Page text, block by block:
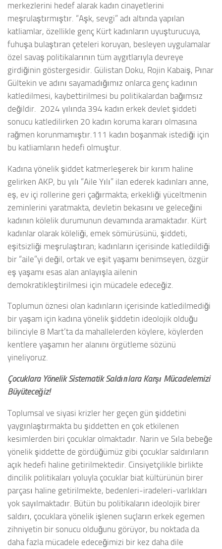
merkezlerini hedef alarak kadın cinayetlerini
meşrulaştırmıştır. “Aşk, sevgi” adı altında yapılan
katliamlar, özellikle genç Kürt kadınların uyuşturucuya,
fuhuşa bulaştıran çeteleri koruyan, besleyen uygulamalar
özel savaş politikalarının tüm aygıtlarıyla devreye
girdiğinin göstergesidir. Gülistan Doku, Rojin Kabaiş, Pınar
Gültekin ve adını sayamadığımız onlarca genç kadının
katledilmesi, kaybettirilmesi bu politikalardan bağımsız
değildir. 2024 yılında 394 kadın erkek devlet şiddeti
sonucu katledilirken 20 kadın koruma kararı olmasına
rağmen korunmamıştır.111 kadın boşanmak istediği için
bu katliamların hedefi olmuştur.
Kadına yönelik şiddet katmerleşerek bir kırım haline
gelirken AKP, bu yılı “Aile Yılı” ilan ederek kadınları anne,
eş, ev içi rollerine geri çağırmakta; erkekliği yüceltmenin
zeminlerini yaratmakta, devletin bekasını ve geleceğini
kadının kölelik durumunun devamında aramaktadır. Kürt
kadınlar olarak köleliği, emek sömürüsünü, şiddeti,
eşitsizliği meşrulaştıran; kadınların içerisinde katledildiği
bir “aile”yi değil, ortak ve eşit yaşamı benimseyen, özgür
eş yaşamı esas alan anlayışla ailenin
demokratikleştirilmesi için mücadele edeceğiz.
Toplumun öznesi olan kadınların içerisinde katledilmediği
bir yaşam için kadına yönelik şiddetin ideolojik olduğu
bilinciyle 8 Mart’ta da mahallelerden köylere, köylerden
kentlere yaşamın her alanını örgütleme sözünü
yineliyoruz.
Çocuklara Yönelik Sistematik Saldırılara Karşı Mücadelemizi
Büyüteceğiz!
Toplumsal ve siyasi krizler her geçen gün şiddetini
yaygınlaştırmakta bu şiddetten en çok etkilenen
kesimlerden biri çocuklar olmaktadır. Narin ve Sıla bebeğe
yönelik şiddette de gördüğümüz gibi çocuklar saldırıların
açık hedefi haline getirilmektedir. Cinsiyetçilikle birlikte
dincilik politikaları yoluyla çocuklar biat kültürünün birer
parçası haline getirilmekte, bedenleri-iradeleri-varlıkları
yok sayılmaktadır. Bütün bu politikaların ideolojik birer
saldırı, çocuklara yönelik işlenen suçların erkek egemen
zihniyetin bir sonucu olduğunu görüyor, bu noktada da
daha fazla mücadele edeceğimizi bir kez daha dile